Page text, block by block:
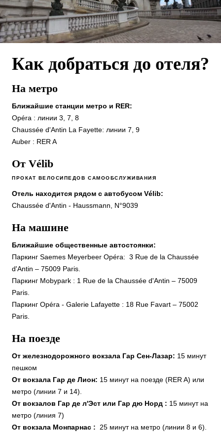
Как добраться до отеля?
На метро
Ближайшие станции метро и RER:
Opéra : линии 3, 7, 8
Chaussée d'Antin La Fayette: линии 7, 9
Auber : RER A
От Vélib
ПРОКАТ ВЕЛОСИПЕДОВ САМООБСЛУЖИВАНИЯ
Отель находится рядом с автобусом Vélib:
Chaussée d'Antin - Haussmann, N°9039
На машине
Ближайшие общественные автостоянки:
Паркинг Saemes Meyerbeer Opéra: 3 Rue de la Chaussée
d'Antin – 75009 Paris.
Паркинг Mobypark : 1 Rue de la Chaussée d'Antin – 75009
Paris.
Паркинг Opéra - Galerie Lafayette : 18 Rue Favart – 75002
Paris.
На поезде
От железнодорожного вокзала Гар Сен-Лазар: 15 минут
пешком
От вокзала Гар де Лион: 15 минут на поезде (RER A) или
метро (линии 7 и 14).
От вокзалов Гар де л'Эст или Гар дю Норд : 15 минут на
метро (линия 7)
От вокзала Монпарнас : 25 минут на метро (линии 8 и 6).
English
Русский
Отель
СЬЮТЫ
Группы и приватизация
Фотогалерея
Номера
Контактная информация